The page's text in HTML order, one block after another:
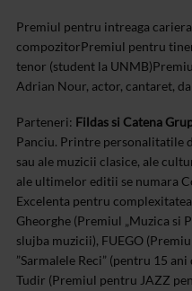
Premiul pentru intreaga
compozitorPremiul pentru
tenor (student la UNMB)
Adrian Nour, actor, cantaret,
Parteneri: Fildas si Catena
Panciu. Printre personalitatile
sau ale muzicii clasice, ale
ale ultimelor editii se numara
Excelenta pentru
Gheorghe (Premiul „Muzica si
slujba muzicii), FUEGO
”Sarmalele Reci” (pentru 15
Tudir (Premiul pentru JAZZ